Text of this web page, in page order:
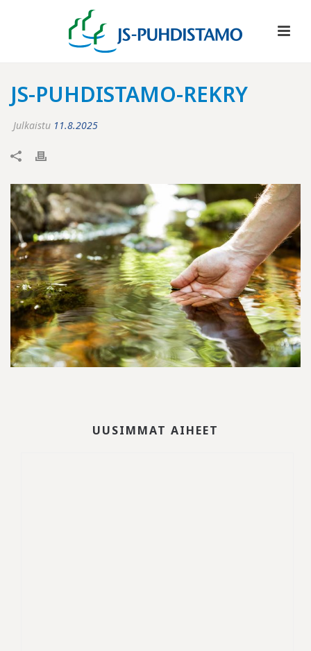
JS-PUHDISTAMO-REKRY
Julkaistu 11.8.2025
UUSIMMAT AIHEET